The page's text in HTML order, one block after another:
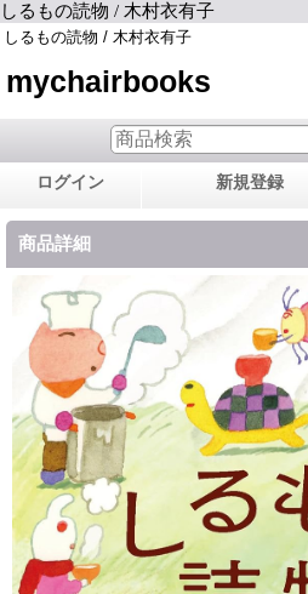
しるもの読物 / 木村衣有子
しるもの読物 / 木村衣有子
mychairbooks
ログイン 新規登録
商品詳細